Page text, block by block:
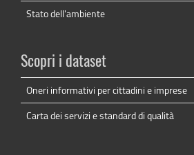
Stato dell'ambiente
Scopri i dataset
Oneri informativi per cittadini e imprese
Carta dei servizi e standard di qualità